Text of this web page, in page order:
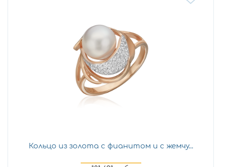
Кольцо из золота с фианитом и с жемчу...